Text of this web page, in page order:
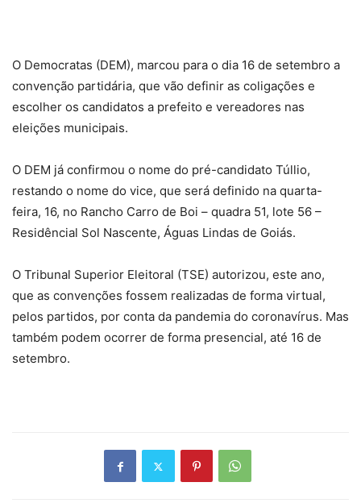
O Democratas (DEM), marcou para o dia 16 de setembro a
convenção partidária, que vão definir as coligações e
escolher os candidatos a prefeito e vereadores nas
eleições municipais.
O DEM já confirmou o nome do pré-candidato Túllio,
restando o nome do vice, que será definido na quarta-
feira, 16, no Rancho Carro de Boi – quadra 51, lote 56 –
Residêncial Sol Nascente, Águas Lindas de Goiás.
O Tribunal Superior Eleitoral (TSE) autorizou, este ano,
que as convenções fossem realizadas de forma virtual,
pelos partidos, por conta da pandemia do coronavírus. Mas
também podem ocorrer de forma presencial, até 16 de
setembro.